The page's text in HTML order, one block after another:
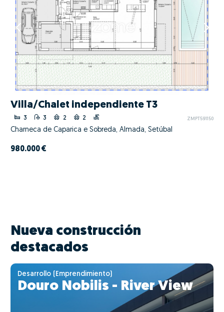
Villa/Chalet independiente T3
3 3 2 2 ZMPT591150
Charneca de Caparica e Sobreda, Almada, Setúbal
980.000 €
Nueva construcción
destacados
Desarrollo (Emprendimiento)
Douro Nobilis - River View